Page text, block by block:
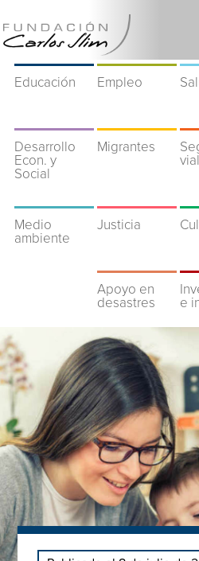
Educación Empleo
Desarrollo
Econ. y
Social
Migrantes
vial
Medio
ambiente
Justicia
Apoyo en
desastres
e